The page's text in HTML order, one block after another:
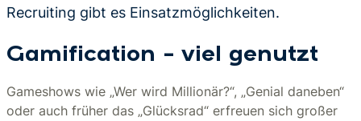
Recruiting gibt es Einsatzmöglichkeiten.
Gamification – viel genutzt
Gameshows wie „Wer wird Millionär?“, „Genial daneben“
oder auch früher das „Glücksrad“ erfreuen sich großer